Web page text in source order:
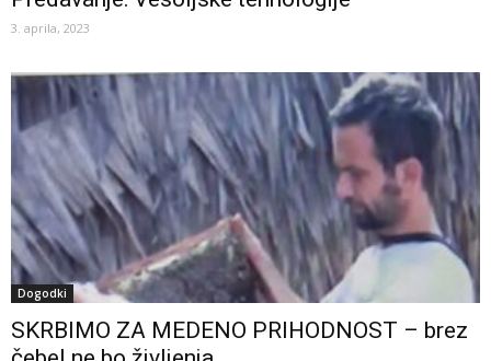
3. aprila, 2023
Dogodki
SKRBIMO ZA MEDENO PRIHODNOST – brez